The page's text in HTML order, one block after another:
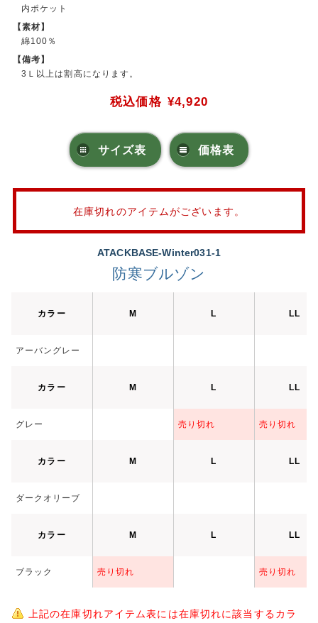
内ポケット
【素材】
綿100％
【備考】
3Ｌ以上は割高になります。
税込価格 ¥4,920
サイズ表 価格表
在庫切れのアイテムがございます。
ATACKBASE-Winter031-1
防寒ブルゾン
カラー M L LL
アーバングレー
カラー M L LL
グレー 売り切れ 売り切れ
カラー M L LL
ダークオリーブ
カラー M L LL
ブラック 売り切れ 売り切れ
上記の在庫切れアイテム表には在庫切れに該当するカラ